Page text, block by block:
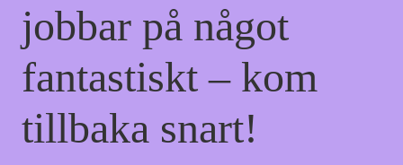
jobbar på något
fantastiskt – kom
tillbaka snart!